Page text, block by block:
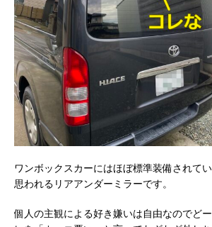
ワンボックスカーにはほぼ標準装備されて
思われるリアアンダーミラーです。
個人の主観による好き嫌いは自由なのでど